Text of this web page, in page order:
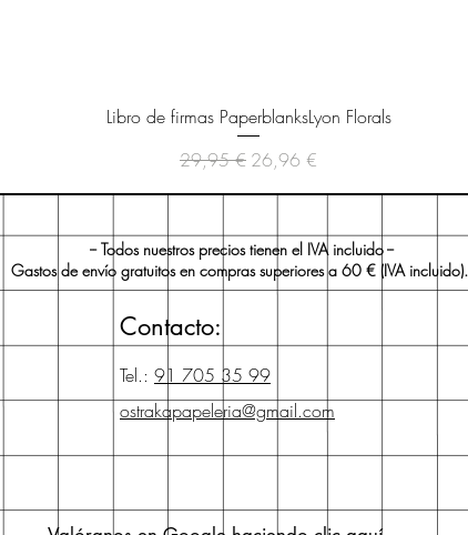
Vista rápida
Libro de firmas PaperblanksLyon Florals
Precio
29,95 € Precio de oferta
26,96 €
-- Todos nuestros precios tienen el IVA incluido --
Gastos de envío gratuitos en compras superiores a 60 € (IVA incluido).
Contacto:
Tel.: 91 705 35 99
ostrakapapeleria@gmail.com